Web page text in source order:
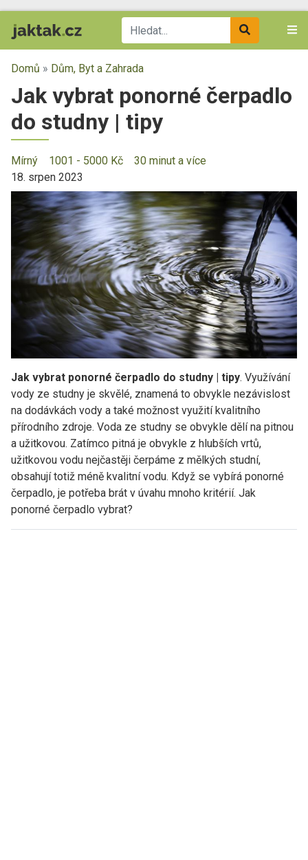
Domů » Dům, Byt a Zahrada
Jak vybrat ponorné čerpadlo
do studny | tipy
Mírný 1001 - 5000 Kč
30 minut a více
18. srpen 2023
Jak vybrat ponorné čerpadlo do studny | tipy. Využívání
vody ze studny je skvělé, znamená to obvykle nezávislost
na dodávkách vody a také možnost využití kvalitního
přírodního zdroje. Voda ze studny se obvykle dělí na pitnou
a užitkovou. Zatímco pitná je obvykle z hlubších vrtů,
užitkovou vodu nejčastěji čerpáme z mělkých studní,
obsahují totiž méně kvalitní vodu. Když se vybírá ponorné
čerpadlo, je potřeba brát v úvahu mnoho kritérií. Jak
ponorné čerpadlo vybrat?